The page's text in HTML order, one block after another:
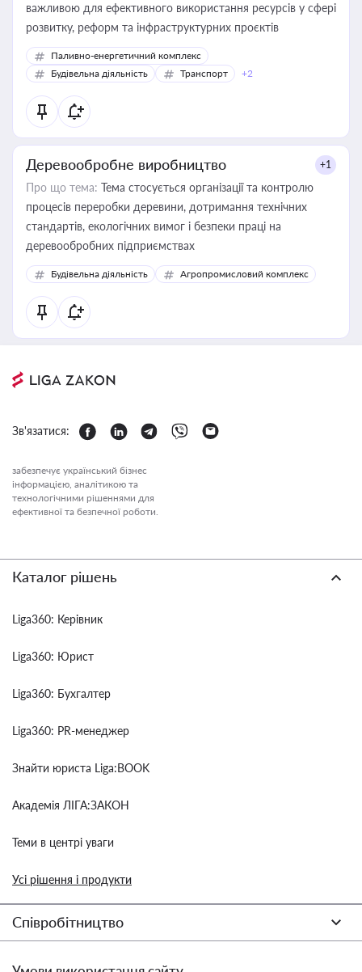
важливою для ефективного використання ресурсів у сфері
розвитку, реформ та інфраструктурних проєктів
Паливно-енергетичний комплекс
Будівельна діяльність
Транспорт +2
Деревообробне виробництво +1
Про що тема: Тема стосується організації та контролю
процесів переробки деревини, дотримання технічних
стандартів, екологічних вимог і безпеки праці на
деревообробних підприємствах
Будівельна діяльність Агропромисловий комплекс
Зв'язатися:
забезпечує український бізнес
інформацією, аналітикою та
технологічними рішеннями для
ефективної та безпечної роботи.
Каталог рішень
Liga360: Керівник
Liga360: Юрист
Liga360: Бухгалтер
Liga360: PR-менеджер
Знайти юриста Liga:BOOK
Академія ЛІГА:ЗАКОН
Теми в центрі уваги
Усі рішення і продукти
Співробітництво